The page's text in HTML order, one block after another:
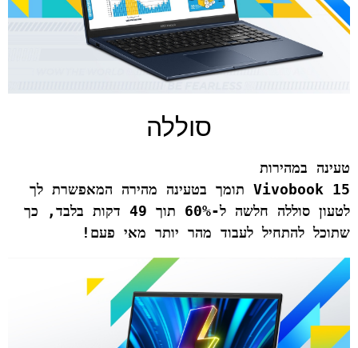
סוללה
שתוכל להתחיל לעבוד מהר יותר מאי פעם!